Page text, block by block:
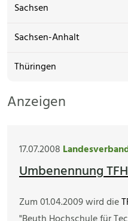
Sachsen
Sachsen-Anhalt
Thüringen
Anzeigen
17.07.2008
Umbenennung
Zum 01.04.2009 wird die